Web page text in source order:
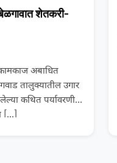
शेतकरी-
अबाधित
तालुक्यातील उगार
कथित पर्यावरणीय
[…]